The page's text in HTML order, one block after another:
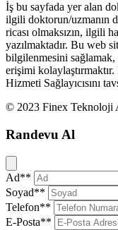
İş bu sayfada yer alan
ilgili doktorun/uzmanın
ricası olmaksızın, ilgili
yazılmaktadır. Bu web
bilgilenmesini sağlamak,
erişimi
Hizmeti Sağlayıcısını
© 2023 Finex Teknoloji
Randevu Al
Kapat
Ad**
Soyad**
Telefon**
E-Posta**